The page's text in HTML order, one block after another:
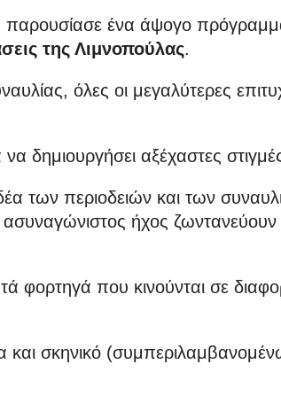
παρουσίασε ένα άψογο
της Λιμνοπούλας.
όλες οι μεγαλύτερες
να δημιουργήσει αξέχαστες
των περιοδειών και των
ήχος
φορτηγά που κινούνται σε
σκηνικό